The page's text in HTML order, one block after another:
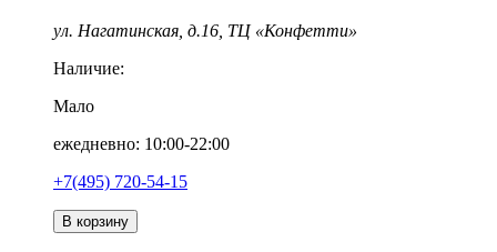
ул. Нагатинская, д.16, ТЦ «Конфетти»
Наличие:
Мало
ежедневно: 10:00-22:00
+7(495) 720-54-15
В корзину